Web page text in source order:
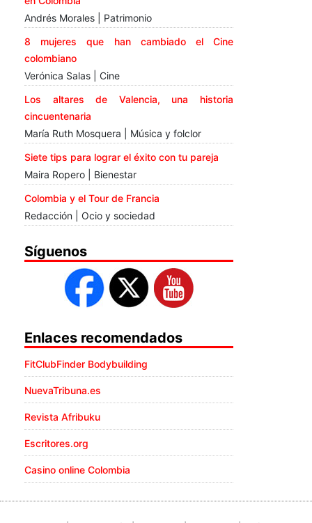
Andrés Morales | Patrimonio
8 mujeres que han cambiado el Cine
colombiano
Verónica Salas | Cine
Los altares de Valencia, una historia
cincuentenaria
María Ruth Mosquera | Música y folclor
Siete tips para lograr el éxito con tu pareja
Maira Ropero | Bienestar
Colombia y el Tour de Francia
Redacción | Ocio y sociedad
Síguenos
Enlaces recomendados
FitClubFinder Bodybuilding
NuevaTribuna.es
Revista Afribuku
Escritores.org
Casino online Colombia